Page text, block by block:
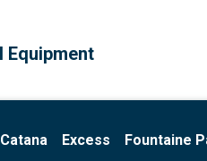
Equipment
Catana Excess Fountaine